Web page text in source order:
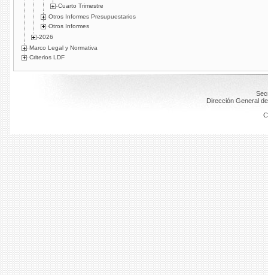
Cuarto Trimestre
Otros Informes Presupuestarios
Otros Informes
2026
Marco Legal y Normativa
Criterios LDF
Dirección General